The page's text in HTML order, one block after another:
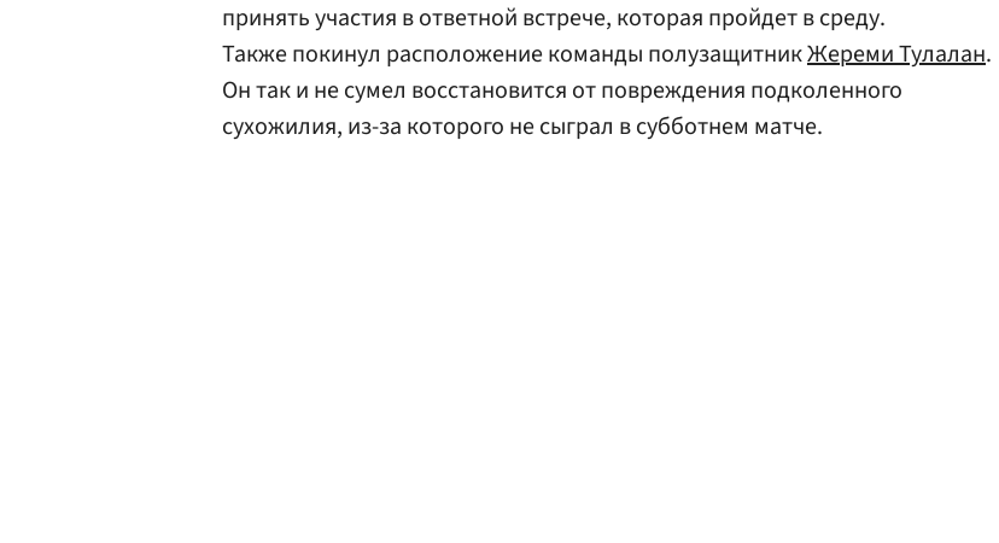
принять участия в ответной встрече, которая пройдет в среду.
Также покинул расположение команды полузащитникЖереми Тулалан.
Он так и не сумел восстановится от повреждения подколенного
сухожилия, из-за которого не сыграл в субботнем матче.